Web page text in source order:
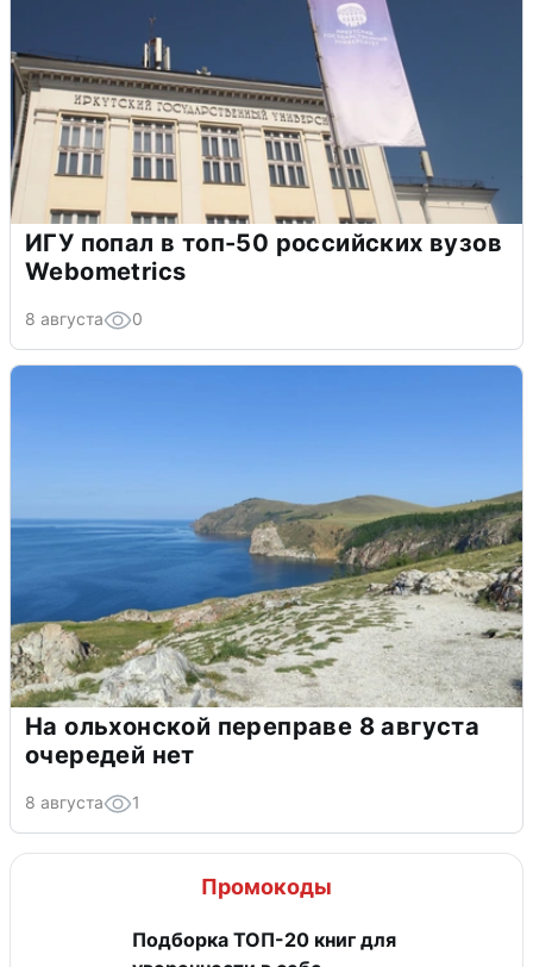
ИГУ попал в топ-50 российских вузов
Webometrics
8 августа 0
На ольхонской переправе 8 августа
очередей нет
8 августа 1
Промокоды
Подборка ТОП-20 книг для